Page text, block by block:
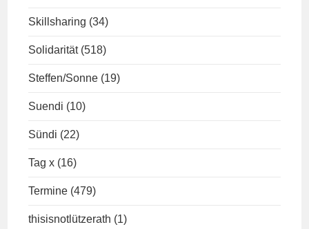
Skillsharing (34)
Solidarität (518)
Steffen/Sonne (19)
Suendi (10)
Sündi (22)
Tag x (16)
Termine (479)
thisisnotlützerath (1)